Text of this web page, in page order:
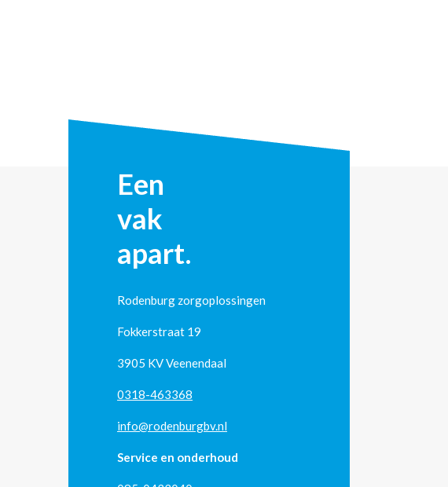
Een
vak
apart.
Rodenburg zorgoplossingen
Fokkerstraat 19
3905 KV Veenendaal
0318-463368
info@rodenburgbv.nl
Service en onderhoud